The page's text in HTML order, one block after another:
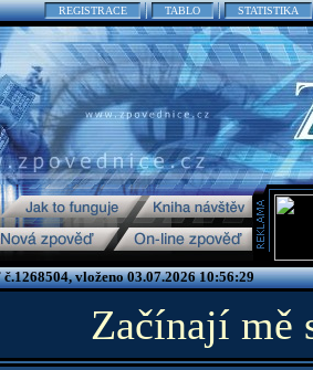
REGISTRACE TABLO STATISTIKA
vloženo 03.07.2026 10:56:29
Začínají mě